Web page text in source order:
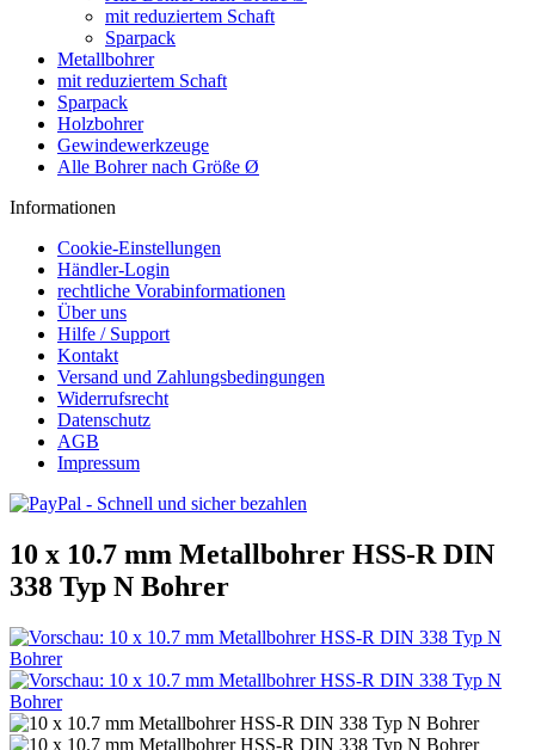
mit reduziertem Schaft
Sparpack
Metallbohrer
mit reduziertem Schaft
Sparpack
Holzbohrer
Gewindewerkzeuge
Alle Bohrer nach Größe Ø
Informationen
Cookie-Einstellungen
Händler-Login
rechtliche Vorabinformationen
Über uns
Hilfe / Support
Kontakt
Versand und Zahlungsbedingungen
Widerrufsrecht
Datenschutz
AGB
Impressum
10 x 10.7 mm Metallbohrer HSS-R DIN
338 Typ N Bohrer